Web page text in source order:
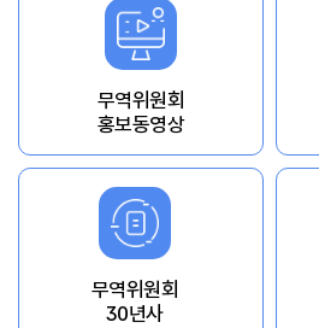
무역위원회
홍보동영상
무역위원회
30년사